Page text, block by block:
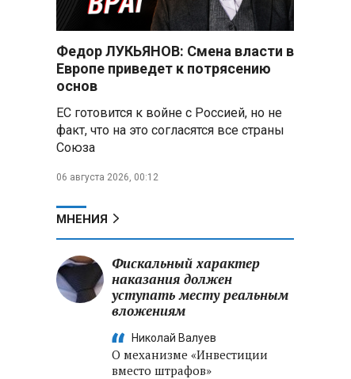
Федор ЛУКЬЯНОВ: Смена власти в
Европе приведет к потрясению
основ
ЕС готовится к войне с Россией, но не
факт, что на это согласятся все страны
Союза
06 августа 2026, 00:12
МНЕНИЯ
Фискальный характер
наказания должен
уступать месту реальным
вложениям
Николай Валуев
О механизме «Инвестиции
вместо штрафов»